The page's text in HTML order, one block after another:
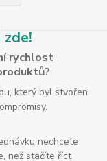
rychlost
který byl stvořen
nechcete
než stačíte říct